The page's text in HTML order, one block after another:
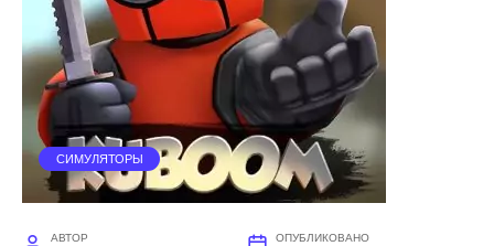
СИМУЛЯТОРЫ
АВТОР ОПУБЛИКОВАНО